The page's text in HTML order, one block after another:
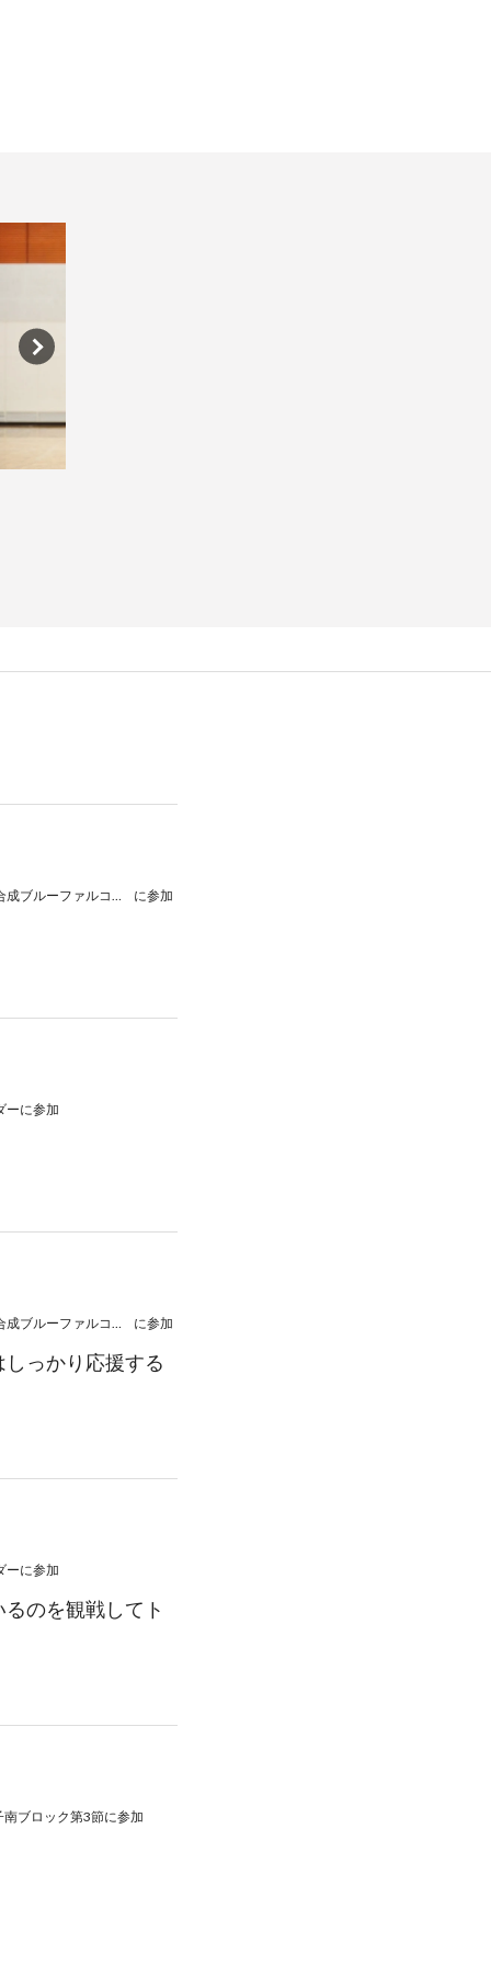
2026年2月28日 【男女共同開催】リーグH 2025‐26 第17節 VS 豊田合成ブルーファルコン名古屋 に参加
ーに参加
2026年2月28日 【男女共同開催】リーグH 2025‐26 第17節 VS 豊田合成ブルーファルコン名古屋 に参加
っかり応援する
ーに参加
のを観戦してト
ブロック第3節に参加